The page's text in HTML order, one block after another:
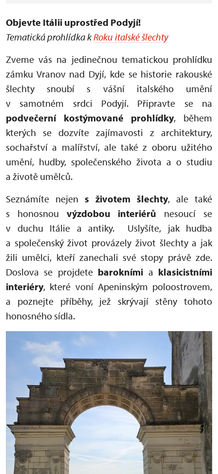
Objevte Itálii uprostřed Podyjí!
Tematická prohlídka kRoku italské šlechty
Zveme vás na jedinečnou tematickou prohlídku
zámku Vranov nad Dyjí, kde se historie rakouské
šlechty snoubí s vášní italského umění
v samotném srdci Podyjí. Připravte se na
podvečerní kostýmované prohlídky, během
kterých se dozvíte zajímavosti z architektury,
sochařství a malířství, ale také z oboru užitého
umění, hudby, společenského života a o studiu
a životě umělců.
Seznámíte nejen s životem šlechty, ale také
s honosnou výzdobou interiérů nesoucí se
v duchu Itálie a antiky. Uslyšíte, jak hudba
a společenský život provázely život šlechty a jak
žili umělci, kteří zanechali své stopy právě zde.
Doslova se projdete barokními a klasicistními
interiéry, které voní Apeninským poloostrovem,
a poznejte příběhy, jež skrývají stěny tohoto
honosného sídla.